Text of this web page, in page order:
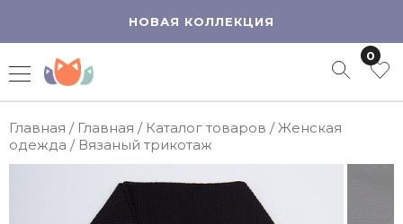
НОВАЯ КОЛЛЕКЦИЯ
0
Главная / Главная / Каталог товаров /Женская
одежда / Вязаный трикотаж